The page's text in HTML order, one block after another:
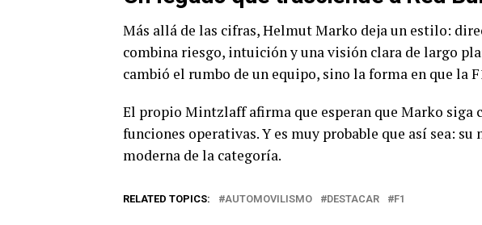
Más allá de las cifras, Helmut Marko deja un estilo:
combina riesgo, intuición y una visión clara de largo
cambió el rumbo de un equipo, sino la forma en que la
El propio Mintzlaff afirma que esperan que Marko siga
funciones operativas. Y es muy probable que así sea:
moderna de la categoría.
RELATED TOPICS: AUTOMOVILISMO DESTACAR F1